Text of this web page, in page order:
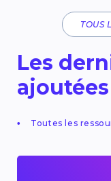
TOUS
Les
ajoutées
Toutes les